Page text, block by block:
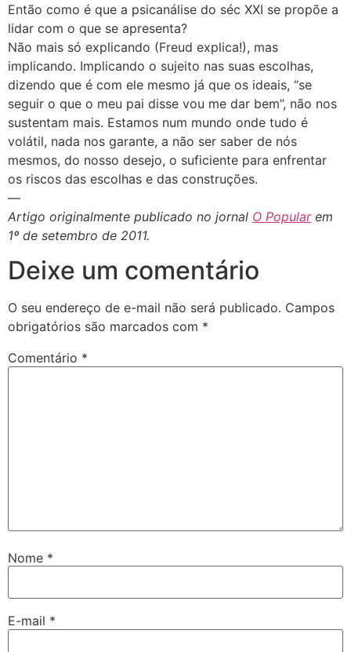
Então como é que a psicanálise do séc XXI se propõe a
lidar com o que se apresenta?
Não mais só explicando (Freud explica!), mas
implicando. Implicando o sujeito nas suas escolhas,
dizendo que é com ele mesmo já que os ideais, “se
seguir o que o meu pai disse vou me dar bem”, não nos
sustentam mais. Estamos num mundo onde tudo é
volátil, nada nos garante, a não ser saber de nós
mesmos, do nosso desejo, o suficiente para enfrentar
os riscos das escolhas e das construções.
—
Artigo originalmente publicado no jornal O Popularem
1º de setembro de 2011.
Deixe um comentário
O seu endereço de e-mail não será publicado. Campos
obrigatórios são marcados com *
Comentário *
Nome *
E-mail *